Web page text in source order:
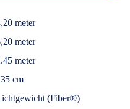
meter
meter
meter
cm
(Fiber®)